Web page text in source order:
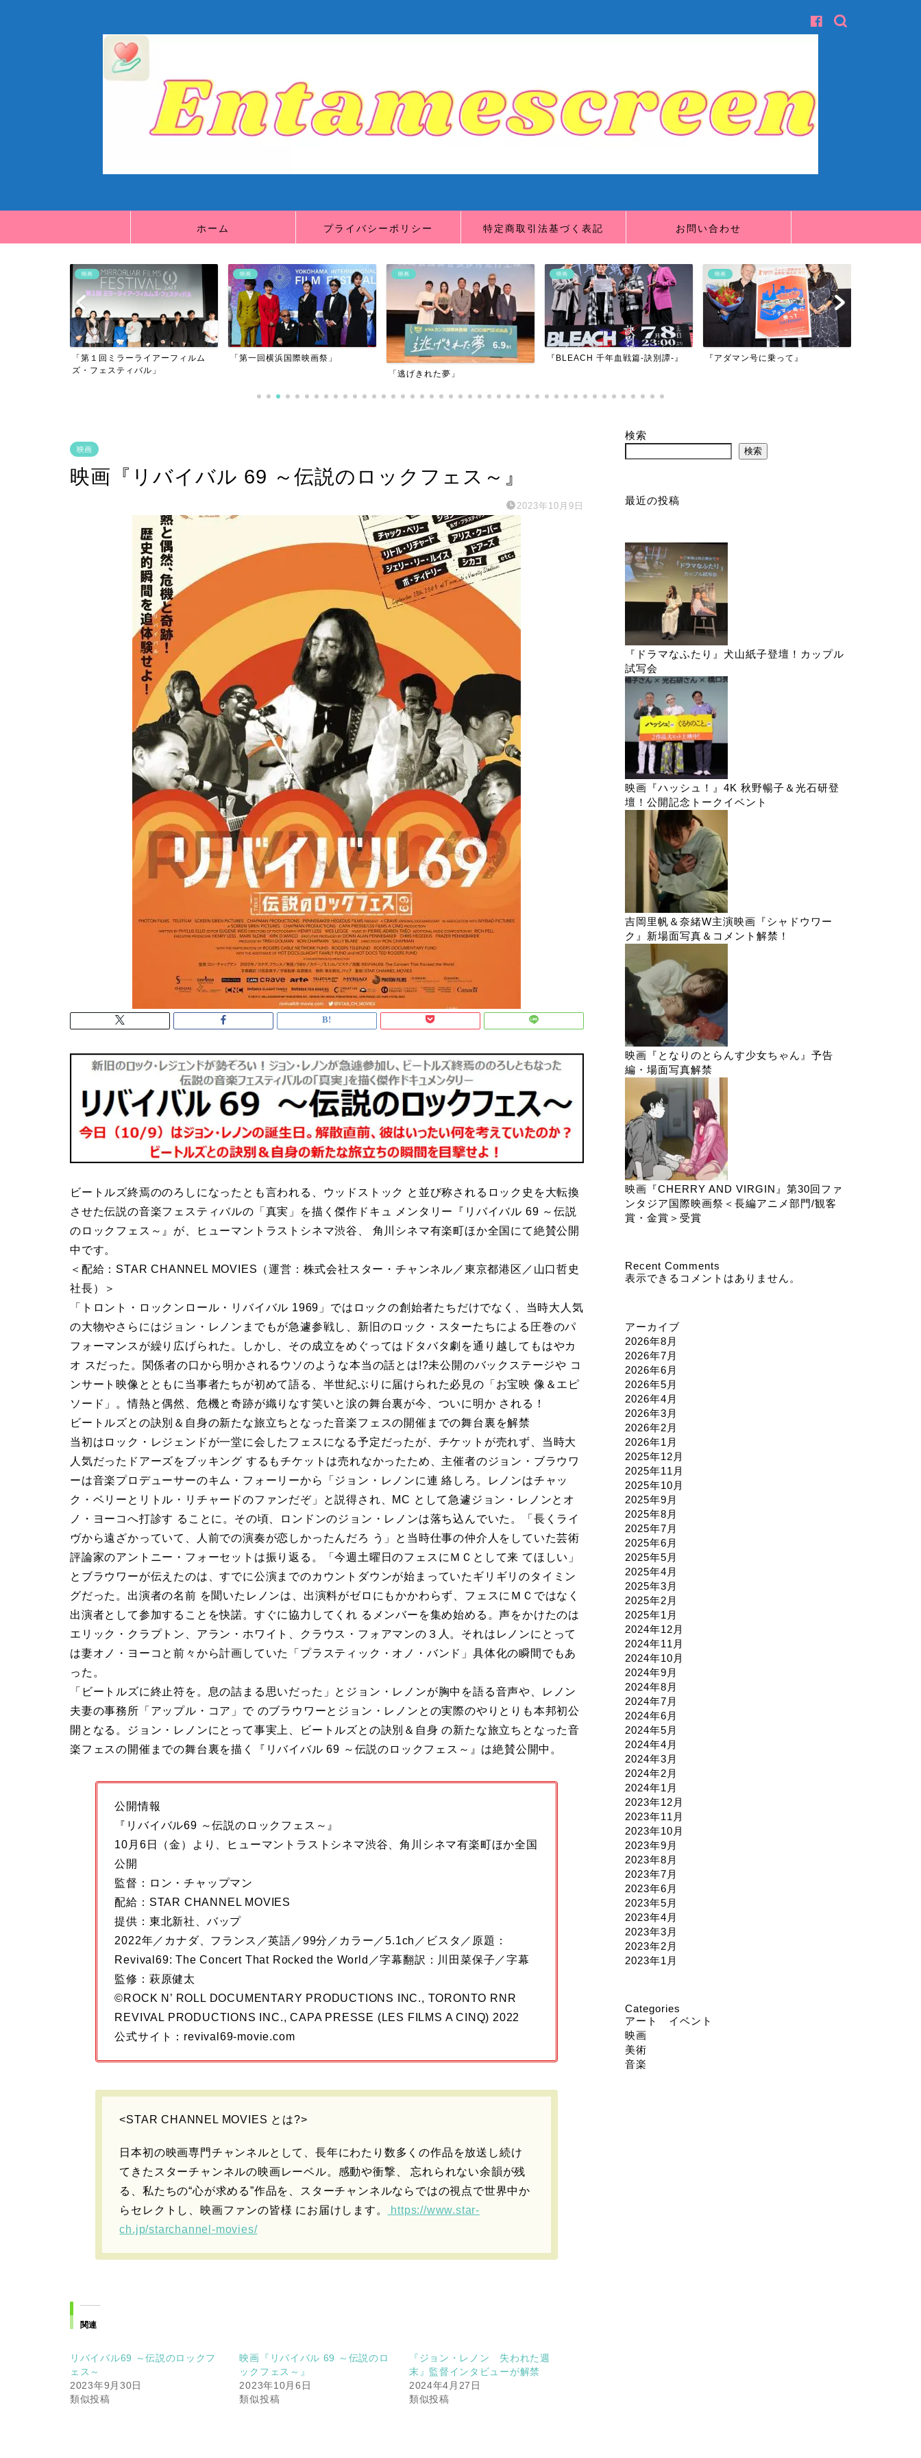
ホーム プライバシーポリシー 特定商取引法基づく表記 お問い合わせ
映画
「第一回横浜国際映画祭」
映画 映画
『BLEACH 千年血戦篇-訣別譚-』
映画
『アダマン号に乗って』
映画
『バイオハザード：デスアイラン
映画
映画『リバイバル 69 ～伝説のロックフェス～』
2023年10月9日
ビートルズ終焉ののろしになったとも言われる、ウッドストック と並び称されるロック史を大転換
させた伝説の音楽フェスティバルの「真実」を描く傑作ドキュ メンタリー『リバイバル 69 ～伝説
のロックフェス～』が、ヒューマントラストシネマ渋谷、 角川シネマ有楽町ほか全国にて絶賛公開
中です。
＜配給：STAR CHANNEL MOVIES（運営：株式会社スター・チャンネル／東京都港区／⼭⼝哲史
社⻑）＞
「トロント・ロックンロール・リバイバル 1969」ではロックの創始者たちだけでなく、当時大人気
の大物やさらにはジョン・レノンまでもが急遽参戦し、新旧のロック・スターたちによる圧巻のパ
フォーマンスが繰り広げられた。しかし、その成立をめぐってはドタバタ劇を通り越してもはやカ
オ スだった。関係者の⼝から明かされるウソのような本当の話とは!?未公開のバックステージや コ
ンサート映像とともに当事者たちが初めて語る、半世紀ぶりに届けられた必見の「お宝映 像＆エピ
ソード」。情熱と偶然、危機と奇跡が織りなす笑いと涙の舞台裏が今、ついに明か される！
ビートルズとの訣別＆自身の新たな旅立ちとなった音楽フェスの開催までの舞台裏を解禁
当初はロック・レジェンドが一堂に会したフェスになる予定だったが、チケットが売れず、当時大
人気だったドアーズをブッキング するもチケットは売れなかったため、主催者のジョン・ブラウワ
ーは音楽プロデューサーのキム・フォーリーから「ジョン・レノンに連 絡しろ。レノンはチャッ
ク・ベリーとリトル・リチャードのファンだぞ」と説得され、MC として急遽ジョン・レノンとオ
ノ・ヨーコへ打診す ることに。その頃、ロンドンのジョン・レノンは落ち込んでいた。「⻑くライ
ヴから遠ざかっていて、人前での演奏が恋しかったんだろ う」と当時仕事の仲介人をしていた芸術
評論家のアントニー・フォーセットは振り返る。「今週土曜日のフェスにＭＣとして来 てほしい」
とブラウワーが伝えたのは、すでに公演までのカウントダウンが始まっていたギリギリのタイミン
グだった。出演者の名前 を聞いたレノンは、出演料がゼロにもかかわらず、フェスにＭＣではなく
出演者として参加することを快諾。すぐに協力してくれ るメンバーを集め始める。声をかけたのは
エリック・クラプトン、アラン・ホワイト、クラウス・フォアマンの３人。それはレノンにとって
は妻オノ・ヨーコと前々から計画していた「プラスティック・オノ・バンド」具体化の瞬間でもあ
った。
「ビートルズに終止符を。息の詰まる思いだった」とジョン・レノンが胸中を語る音声や、レノン
夫妻の事務所「アップル・コア」で のブラウワーとジョン・レノンとの実際のやりとりも本邦初公
開となる。ジョン・レノンにとって事実上、ビートルズとの訣別＆自身 の新たな旅立ちとなった音
楽フェスの開催までの舞台裏を描く『リバイバル 69 ～伝説のロックフェス～』は絶賛公開中。
公開情報
『リバイバル69 ～伝説のロックフェス～』
10月6日（金）より、ヒューマントラストシネマ渋谷、角川シネマ有楽町ほか全国
公開
監督：ロン・チャップマン
配給：STAR CHANNEL MOVIES
提供：東北新社、バップ
2022年／カナダ、フランス／英語／99分／カラー／5.1ch／ビスタ／原題：
Revival69: The Concert That Rocked the World／字幕翻訳：川田菜保子／字幕
監修：萩原健太
©ROCK N’ ROLL DOCUMENTARY PRODUCTIONS INC., TORONTO RNR
REVIVAL PRODUCTIONS INC., CAPA PRESSE (LES FILMS A CINQ) 2022
公式サイト：revival69-movie.com
<STAR CHANNEL MOVIES とは?>
日本初の映画専門チャンネルとして、⻑年にわたり数多くの作品を放送し続け
てきたスターチャンネルの映画レーベル。感動や衝撃、 忘れられない余韻が残
る、私たちの“心が求める”作品を、スターチャンネルならではの視点で世界中か
らセレクトし、映画ファンの皆様 にお届けします。
https://www.star-
ch.jp/starchannel-movies/
関連
リバイバル69 ～伝説のロックフ
ェス～
2023年9月30日
類似投稿
映画『リバイバル 69 ～伝説のロ
ックフェス～』
2023年10月6日
類似投稿
『ジョン・レノン 失われた週
末』監督インタビューが解禁
2024年4月27日
類似投稿
検索
検索
最近の投稿
『ドラマなふたり』犬山紙子登壇！カップル
試写会
映画『ハッシュ！』4K 秋野暢子＆光石研登
壇！公開記念トークイベント
吉岡里帆＆奈緒W主演映画『シャドウワー
ク』新場面写真＆コメント解禁！
映画『となりのとらんす少女ちゃん』予告
編・場面写真解禁
映画『CHERRY AND VIRGIN』第30回ファ
ンタジア国際映画祭＜長編アニメ部門/観客
賞・金賞＞受賞
Recent Comments
表示できるコメントはありません。
アーカイブ
2026年8月
2026年7月
2026年6月
2026年5月
2026年4月
2026年3月
2026年2月
2026年1月
2025年12月
2025年11月
2025年10月
2025年9月
2025年8月
2025年7月
2025年6月
2025年5月
2025年4月
2025年3月
2025年2月
2025年1月
2024年12月
2024年11月
2024年10月
2024年9月
2024年8月
2024年7月
2024年6月
2024年5月
2024年4月
2024年3月
2024年2月
2024年1月
2023年12月
2023年11月
2023年10月
2023年9月
2023年8月
2023年7月
2023年6月
2023年5月
2023年4月
2023年3月
2023年2月
2023年1月
Categories
アート イベント
映画
美術
音楽